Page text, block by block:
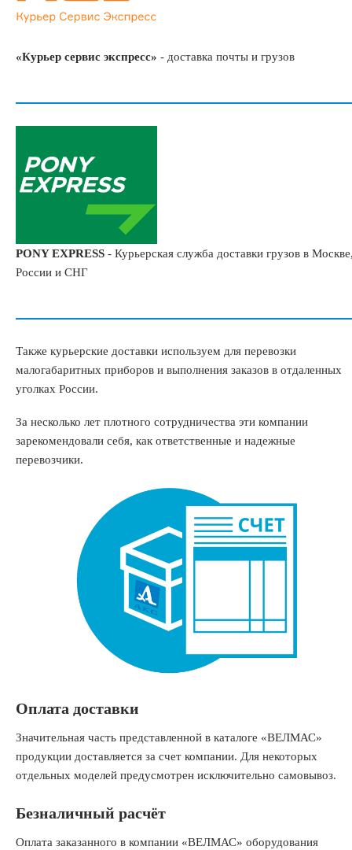
«Курьер сервис экспресс» - доставка почты и грузов
PONY EXPRESS - Курьерская служба доставки грузов в
России и СНГ
Также курьерские доставки используем для перевозки
малогабаритных приборов и выполнения заказов в отдаленных
уголках России.
За несколько лет плотного сотрудничества эти компании
зарекомендовали себя, как ответственные и надежные
перевозчики.
Оплата доставки
Значительная часть представленной в каталоге «ВЕЛМАС»
продукции доставляется за счет компании. Для некоторых
отдельных моделей предусмотрен исключительно самовывоз.
Безналичный расчёт
Оплата заказанного в компании «ВЕЛМАС» оборудования